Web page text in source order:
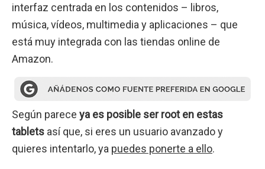
interfaz centrada en los contenidos – libros,
música, vídeos, multimedia y aplicaciones – que
está muy integrada con las tiendas online de
Amazon.
Según parece ya es posible ser root en estas
tablets así que, si eres un usuario avanzado y
quieres intentarlo, ya puedes ponerte a ello.